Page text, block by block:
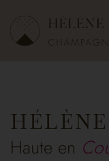
HÉLÈNE
Haute en